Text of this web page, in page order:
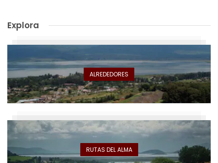
Explora
ALREDEDORES
RUTAS DEL ALMA